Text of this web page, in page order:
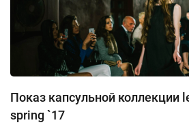
Показ капсульной коллекции
spring `17